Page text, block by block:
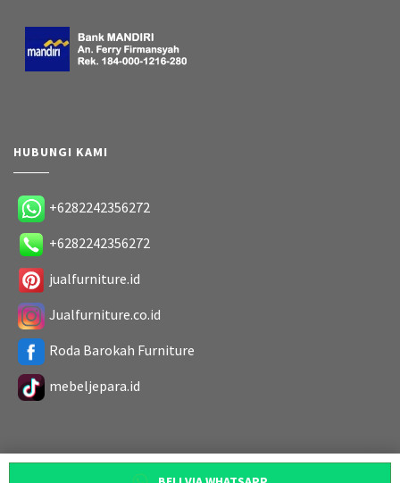
HUBUNGI KAMI
+6282242356272
+6282242356272
jualfurniture.id
Jualfurniture.co.id
Roda Barokah Furniture
mebeljepara.id